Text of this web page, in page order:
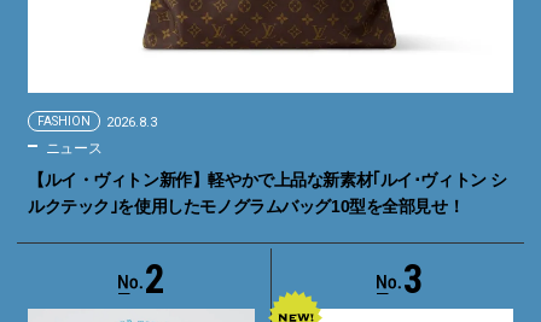
FASHION 2026.8.3
ニュース
【ルイ・ヴィトン新作】軽やかで上品な新素材｢ルイ･ヴィトン シ
ルクテック｣を使用したモノグラムバッグ10型を全部見せ！
2 3